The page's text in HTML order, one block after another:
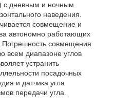
с дневным и ночным
наведения.
совмещение и
автономно работающих
Погрешность совмещения
всем диапазоне углов
устранить
посадочных
и датчика угла
передачи угла.